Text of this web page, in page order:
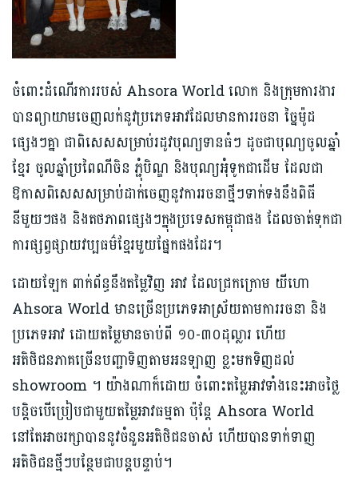
ចំពោះដំណើរការរបស់ Ahsora World លោក និងក្រុមការងារ
បានព្យាយាមចេញលក់នូវប្រភេទអាវដែលមានការរចនា ច្នៃម៉ូដ
ផ្សេងៗគ្នា ជាពិសេសសម្រាប់រដូវបុណ្យទានធំៗ ដូចជាបុណ្យចូលឆ្នាំ
ខ្មែរ ចូលឆ្នាំប្រពៃណីចិន ភ្ជុំបិណ្ឌ និងបុណ្យអុំទូកជាដើម ដែលជា
ឱកាសពិសេសសម្រាប់ដាក់ចេញនូវការរចនាថ្មីៗទាក់ទងនឹងពិធី
នីមួយៗផង និងតថភាពផ្សេងៗក្នុងប្រទេសកម្ពុជាផង ដែលចាត់ទុកជា
ការផ្សព្វផ្សាយវប្បធម៌ខ្មែរមួយផ្នែកផងដែរ។
ដោយឡែក ពាក់ព័ន្ធនឹងតម្លៃវិញ អាវ ដែលជ្រកក្រោម យីហោ
Ahsora World មានច្រើនប្រភេទអាស្រ័យតាមការរចនា និង
ប្រភេទអាវ ដោយតម្លៃមានចាប់ពី ១០-៣០ដុល្លារ ហើយ
អតិថិជនភាគច្រើនបញ្ជាទិញតាមអនឡាញ ខ្លះមកទិញដល់
showroom ។ យ៉ាងណាក៏ដោយ ចំពោះតម្លៃអាវទាំងនេះអាចថ្លៃ
បន្តិចបើប្រៀបជាមួយតម្លៃអាវធម្មតា ប៉ុន្តែ Ahsora World
នៅតែអាចរក្សាបាននូវចំនួនអតិថិជនចាស់ ហើយបានទាក់ទាញ
អតិថិជនថ្មីៗបន្ថែមជាបន្តបន្ទាប់។